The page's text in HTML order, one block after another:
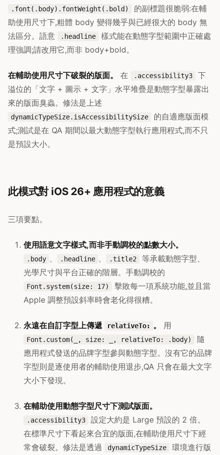
.font(.body).fontWeight(.bold)
的副標題很脆弱:在輔
助使用尺寸下,粗體 body 變得幾乎與已經很大的 body 無
法區分。語意
.headline
樣式能在動態字型範圍中正確處
理強調;請改用它,而非 body+bold。
在輔助使用尺寸下破裂的版面。 在 .accessibility3
下
溢位的「文字 + 圖示 + 文字」水平堆疊是動態字型暴露出
來的版面臭蟲。修法是上述
dynamicTypeSize.isAccessibilitySize
的自適應版面模
式;測試是在 QA 期間以最大動態字型執行應用程式,而不只
是預設大小。
此模式對 iOS 26+ 應用程式的意義
三項要點。
使用語意文字樣式,而非手動調校的點數大小。
.body .headline .title2
等承載動態字型、
光學尺寸與平台正確的階層。手動調校的
Font.system(size: 17)
擊敗每一項系統功能,並且當
Apple 調整預設斜率時會老化得很糟。
永遠在自訂字型上傳遞 relativeTo: 。 用
Font.custom(_, size: _, relativeTo: .body)
隨
應用程式發送的品牌字型參與動態字型。沒有它的品牌
字型則是逐使用者的輔助使用退步,QA 只會在最大文字
大小下發現。
在輔助使用動態字型尺寸下測試版面。
.accessibility3
設定大約是 Large 預設的 2 倍。
在標準尺寸下看起來合宜的版面,在輔助使用尺寸下經
常會破裂。修法是透過
dynamicTypeSize
環境進行版